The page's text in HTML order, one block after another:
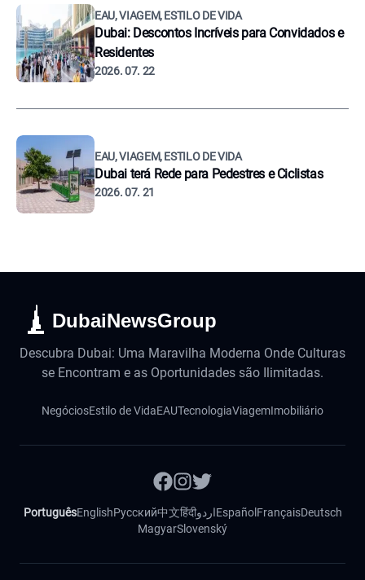
EAU, VIAGEM, ESTILO DE VIDA
Dubai: Descontos Incríveis para Convidados e
Residentes
2026. 07. 22
EAU, VIAGEM, ESTILO DE VIDA
Dubai terá Rede para Pedestres e Ciclistas
2026. 07. 21
DubaiNewsGroup
Descubra Dubai: Uma Maravilha Moderna Onde Culturas
se Encontram e as Oportunidades são Ilimitadas.
NegóciosEstilo de VidaEAUTecnologiaViagemImobiliário
PortuguêsEnglishРусский中文हिंदीاردوEspañol FrançaisDeutsch
MagyarSlovenský